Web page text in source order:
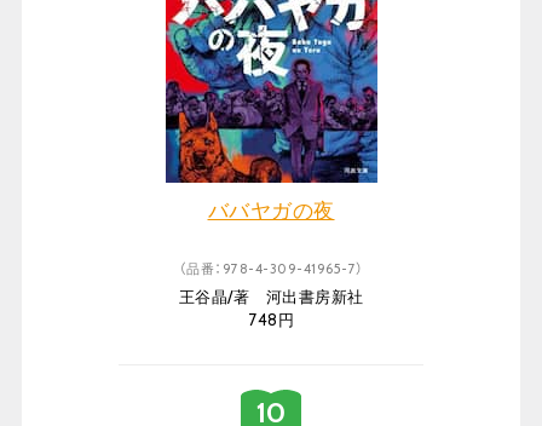
ババヤガの夜
（品番：978-4-309-41965-7）
王谷晶/著 河出書房新社
748円